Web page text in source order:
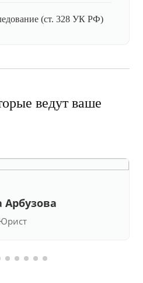
(ст. 328 УК РФ)
ведут ваше
Арбузова